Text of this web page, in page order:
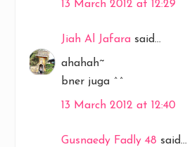
13 March 2012 at 12:29
Jiah Al Jafara said...
ahahah~
bner juga ^^
13 March 2012 at 12:40
Gusnaedy Fadly 48 said...